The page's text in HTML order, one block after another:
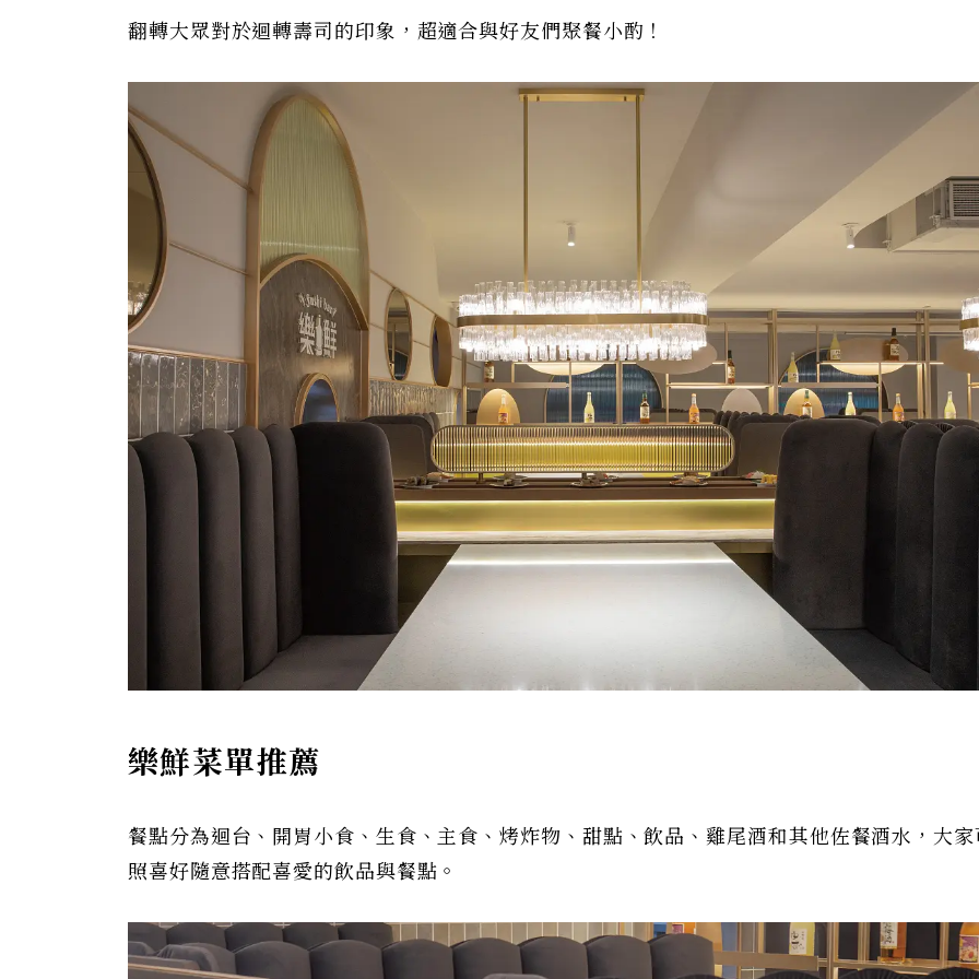
翻轉大眾對於迴轉壽司的印象，超適合與好友們聚餐小酌！
樂鮮菜單推薦
餐點分為迴台、開胃小食、生食、主食、烤炸物、甜點、飲品、雞尾酒和其他佐餐酒水，大
照喜好隨意搭配喜愛的飲品與餐點。